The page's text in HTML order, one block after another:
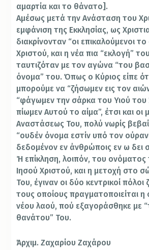
αμαρτία και το θάνατο].
Αμέσως μετά την Ανάσταση του
εμφάνιση της Εκκλησίας, ως
διακρίνονταν “οι επικαλούμενοι
Χριστού, και η νέα πια “εκλογή”
ταυτιζόταν με τον αγώνα “του
όνομα” του. Όπως ο Κύριος είπε
μπορούμε να “ζήσωμεν εις τον
“φάγωμεν την σάρκα του Υιού
πίωμεν Αυτού το αίμα”, έτσι και οι
Αναστάσεως Του, πολύ νωρίς
“ουδέν όνομα εστίν υπό τον
δεδομένον εν άνθρώποις εν ω δει
Ή επίκληση, λοιπόν, του ονόματος
Ιησού Χριστού, και η μετοχή στο
Του, έγιναν οι δύο κεντρικοί
τους οποίους πραγματοποιείται η
νέου λαού, πού εξαγοράσθηκε με
θανάτου” Του.
Άρχιμ. Ζαχαρίου Ζαχάρου